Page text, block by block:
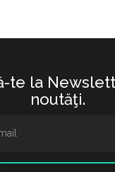
te la
noutăţi.